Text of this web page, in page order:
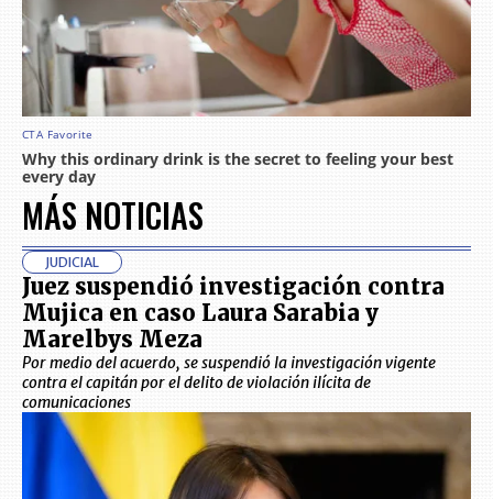
MÁS NOTICIAS
JUDICIAL
Juez suspendió investigación contra
Mujica en caso Laura Sarabia y
Marelbys Meza
Por medio del acuerdo, se suspendió la investigación vigente
contra el capitán por el delito de violación ilícita de
comunicaciones